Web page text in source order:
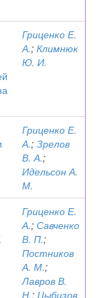
Гриценко Е.
А.; Климнюк
Ю. И.
Гриценко Е.
А.; Зрелов
В. А.;
Идельсон А.
М.
Гриценко Е.
А.; Савченко
В. П.;
Постников
А. М.;
Лавров В.
Н.; Цыбизов